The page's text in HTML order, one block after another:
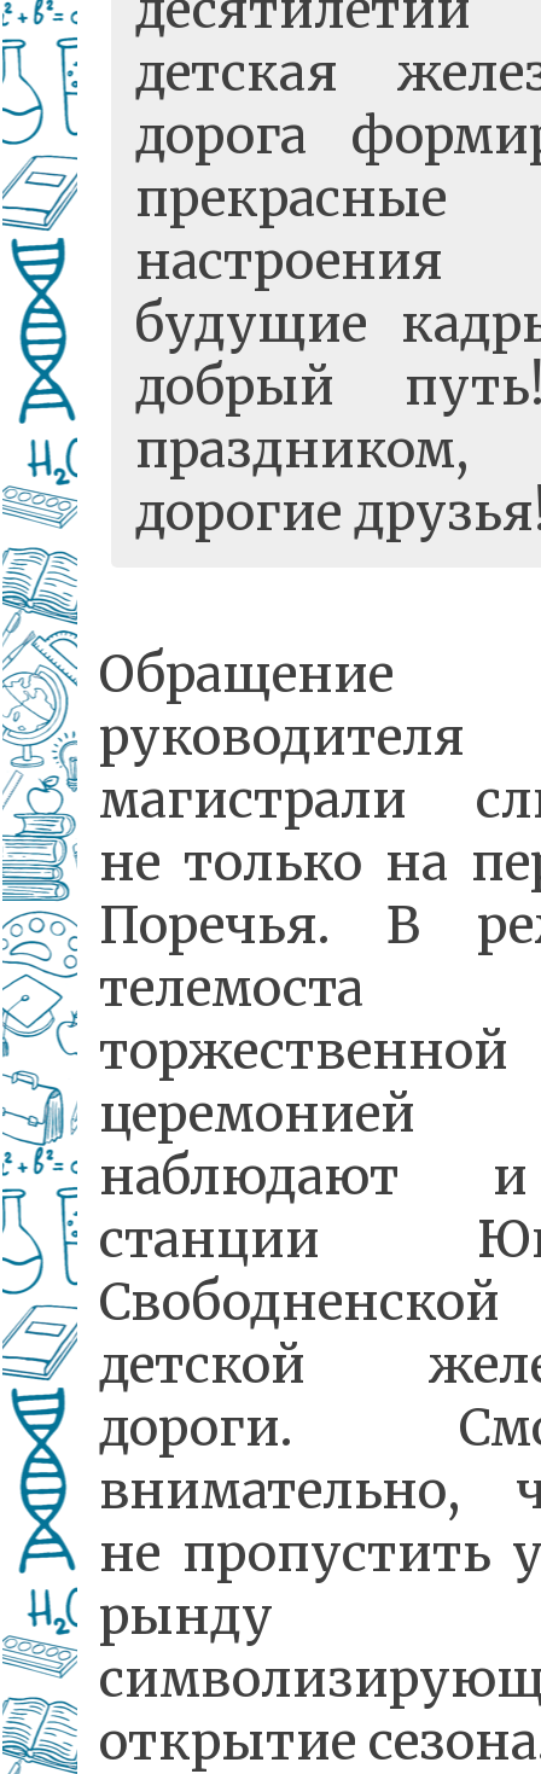
детская
дорога
прекрасные
будущие
добрый
праздником,
дорогие
Обращение
руководителя
магистрали
не только на
Поречья. В
торжественной
церемонией
наблюдают
станции
Свободненской
детской
дороги.
внимательно,
не пропустить
открытие